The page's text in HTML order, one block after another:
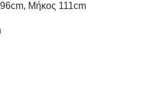
Μήκος 111cm